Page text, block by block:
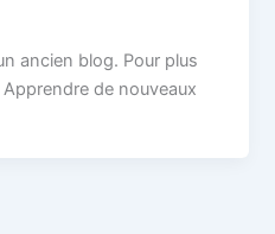
ancien blog. Pour plus
de nouveaux